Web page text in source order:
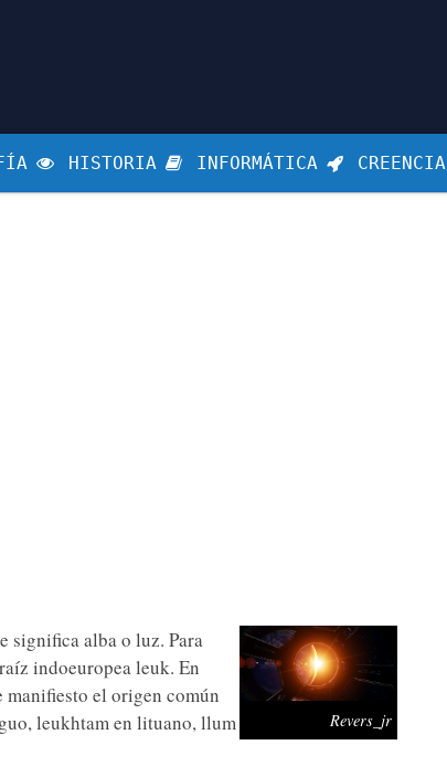
HISTORIA INFORMÁTICA CREENCIA
Revers_jr
significa alba o luz. Para
indoeuropea leuk. En
manifiesto el origen común
leukhtam en lituano, llum